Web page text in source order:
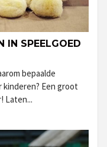
IN SPEELGOED
bepaalde
Een groot
Laten...